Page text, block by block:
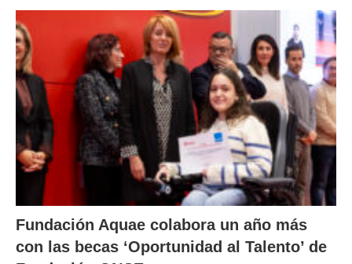
Fundación Aquae colabora un año más
con las becas ‘Oportunidad al Talento’ de